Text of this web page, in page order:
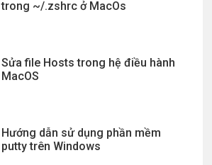
trong ~/.zshrc ở MacOs
Sửa file Hosts trong hệ điều hành
MacOS
Hướng dẫn sử dụng phần mềm
putty trên Windows